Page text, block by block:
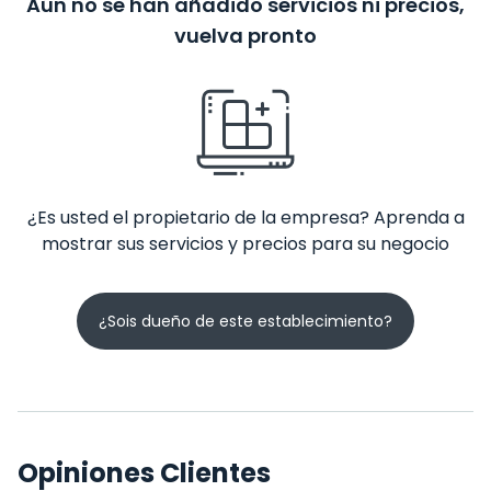
vuelva pronto
¿Es usted el propietario de la empresa? Aprenda a
mostrar sus servicios y precios para su negocio
¿Sois dueño de este establecimiento?
Opiniones Clientes